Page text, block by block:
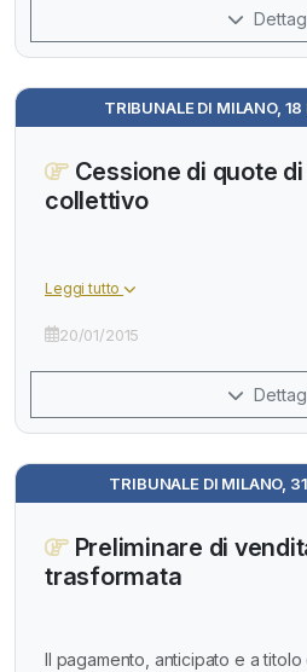
TRIBUNALE DI MILANO,
Cessione di quote
collettivo
Leggi tutto
20/01/2015
TRIBUNALE DI MILANO,
Preliminare di
trasformata
Il pagamento, anticipato e a